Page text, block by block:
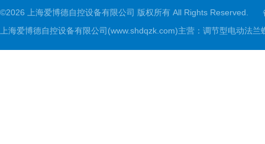
©2026 上海爱博德自控设备有限公司 版权所有 All Rights Reserved.
上海爱博德自控设备有限公司(www.shdqzk.com)主营：调节型电动法